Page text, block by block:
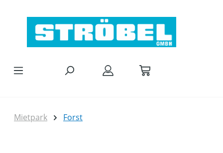
Mietpark Forst